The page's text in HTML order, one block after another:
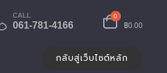
CALL
061-781-4166
0
฿0.00
กลับสู่เว็บไซต์หลัก